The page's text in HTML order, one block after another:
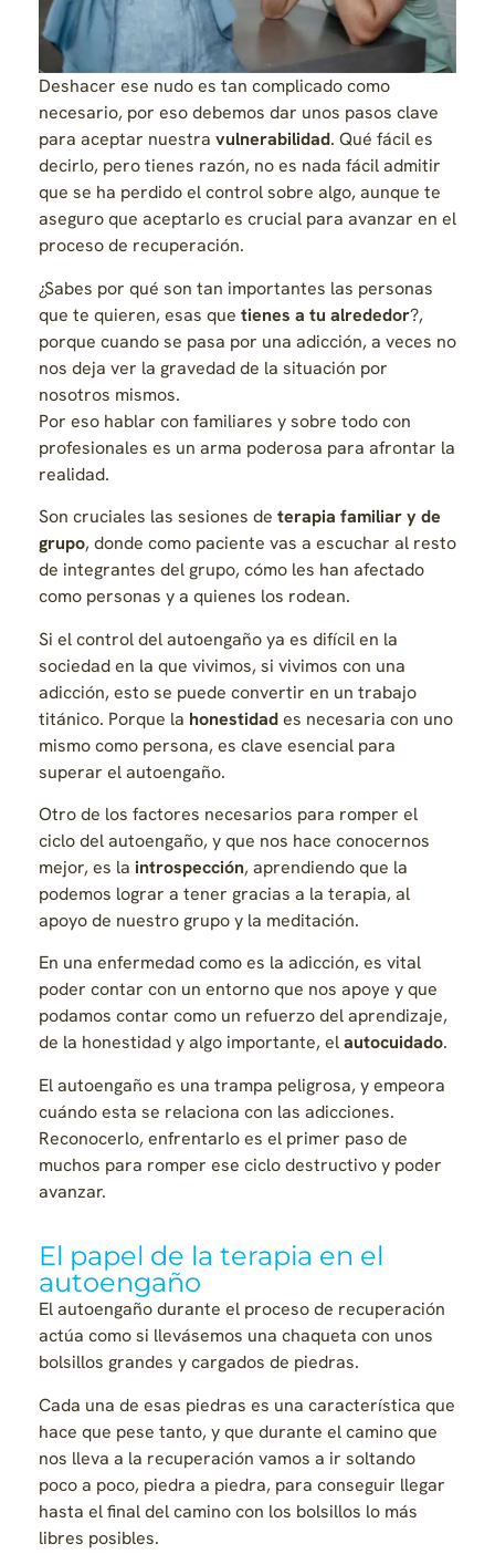
Deshacer ese nudo es tan complicado como
necesario, por eso debemos dar unos pasos clave
para aceptar nuestra vulnerabilidad. Qué fácil es
decirlo, pero tienes razón, no es nada fácil admitir
que se ha perdido el control sobre algo, aunque te
aseguro que aceptarlo es crucial para avanzar en el
proceso de recuperación.
¿Sabes por qué son tan importantes las personas
que te quieren, esas que tienes a tu alrededor?,
porque cuando se pasa por una adicción, a veces no
nos deja ver la gravedad de la situación por
nosotros mismos.
Por eso hablar con familiares y sobre todo con
profesionales es un arma poderosa para afrontar la
realidad.
Son cruciales las sesiones de terapia familiar y de
grupo, donde como paciente vas a escuchar al resto
de integrantes del grupo, cómo les han afectado
como personas y a quienes los rodean.
Si el control del autoengaño ya es difícil en la
sociedad en la que vivimos, si vivimos con una
adicción, esto se puede convertir en un trabajo
titánico. Porque la honestidades necesaria con uno
mismo como persona, es clave esencial para
superar el autoengaño.
Otro de los factores necesarios para romper el
ciclo del autoengaño, y que nos hace conocernos
mejor, es la introspección, aprendiendo que la
podemos lograr a tener gracias a la terapia, al
apoyo de nuestro grupo y la meditación.
En una enfermedad como es la adicción, es vital
poder contar con un entorno que nos apoye y que
podamos contar como un refuerzo del aprendizaje,
de la honestidad y algo importante, elautocuidado.
El autoengaño es una trampa peligrosa, y empeora
cuándo esta se relaciona con las adicciones.
Reconocerlo, enfrentarlo es el primer paso de
muchos para romper ese ciclo destructivo y poder
avanzar.
El papel de la terapia en el
autoengaño
El autoengaño durante el proceso de recuperación
actúa como si llevásemos una chaqueta con unos
bolsillos grandes y cargados de piedras.
Cada una de esas piedras es una característica que
hace que pese tanto, y que durante el camino que
nos lleva a la recuperación vamos a ir soltando
poco a poco, piedra a piedra, para conseguir llegar
hasta el final del camino con los bolsillos lo más
libres posibles.